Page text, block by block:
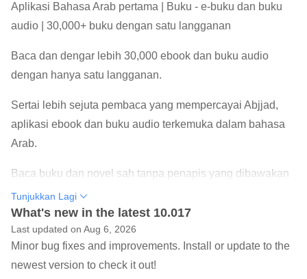
Aplikasi Bahasa Arab pertama | Buku - e-buku dan buku
audio | 30,000+ buku dengan satu langganan
Baca dan dengar lebih 30,000 ebook dan buku audio
dengan hanya satu langganan.
Sertai lebih sejuta pembaca yang mempercayai Abjjad,
aplikasi ebook dan buku audio terkemuka dalam bahasa
Arab.
Baca buku dan novel sah tanpa penapis yang dibawakan
kepada anda oleh Abjjad dengan kerjasama lebih 200
penerbit bahasa Arab.
Mulakan secara percuma: Nikmati membaca lebih 1,500
buku percuma tanpa langganan atau kad kredit diperlukan!
Tunjukkan Lagi
What's new in the latest 10.017
Last updated on Aug 6, 2026
Minor bug fixes and improvements. Install or update to the
newest version to check it out!